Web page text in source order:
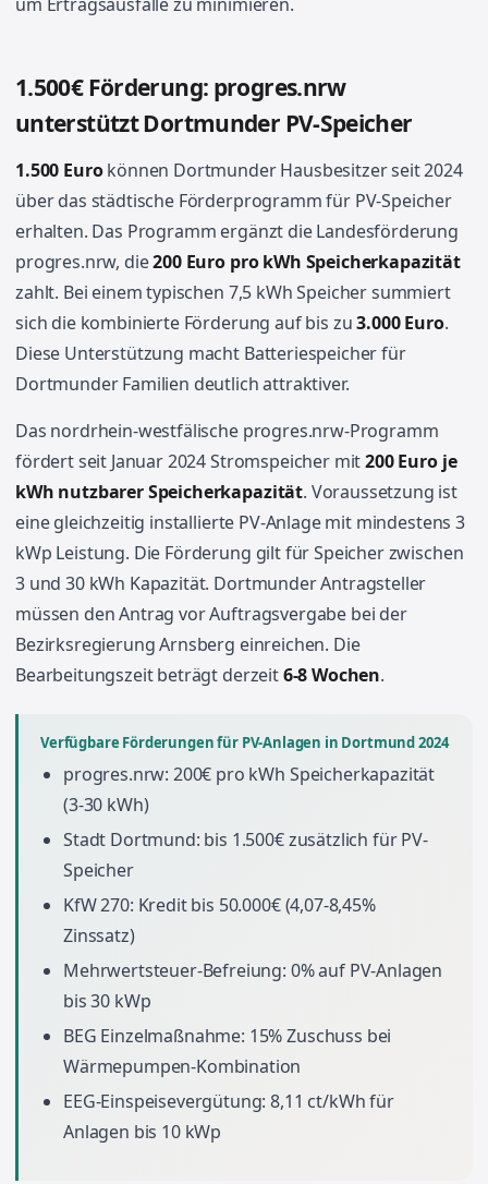
1.500€ Förderung: progres.nrw
unterstützt Dortmunder PV-Speicher
1.500 Eurokönnen Dortmunder Hausbesitzer seit 2024
über das städtische Förderprogramm für PV-Speicher
erhalten. Das Programm ergänzt die Landesförderung
progres.nrw, die200 Euro pro kWh Speicherkapazität
zahlt. Bei einem typischen 7,5 kWh Speicher summiert
sich die kombinierte Förderung auf bis zu3.000 Euro.
Diese Unterstützung macht Batteriespeicher für
Dortmunder Familien deutlich attraktiver.
Das nordrhein-westfälische progres.nrw-Programm
fördert seit Januar 2024 Stromspeicher mit200 Euro je
kWh nutzbarer Speicherkapazität. Voraussetzung ist
eine gleichzeitig installierte PV-Anlage mit mindestens 3
kWp Leistung. Die Förderung gilt für Speicher zwischen
3 und 30 kWh Kapazität. Dortmunder Antragsteller
müssen den Antrag vor Auftragsvergabe bei der
Bezirksregierung Arnsberg einreichen. Die
Bearbeitungszeit beträgt derzeit6-8 Wochen.
Verfügbare Förderungen für PV-Anlagen in Dortmund 2024
progres.nrw: 200€ pro kWh Speicherkapazität
(3-30 kWh)
Stadt Dortmund: bis 1.500€ zusätzlich für PV-
Speicher
KfW 270: Kredit bis 50.000€ (4,07-8,45%
Zinssatz)
Mehrwertsteuer-Befreiung: 0% auf PV-Anlagen
bis 30 kWp
BEG Einzelmaßnahme: 15% Zuschuss bei
Wärmepumpen-Kombination
EEG-Einspeisevergütung: 8,11 ct/kWh für
Anlagen bis 10 kWp